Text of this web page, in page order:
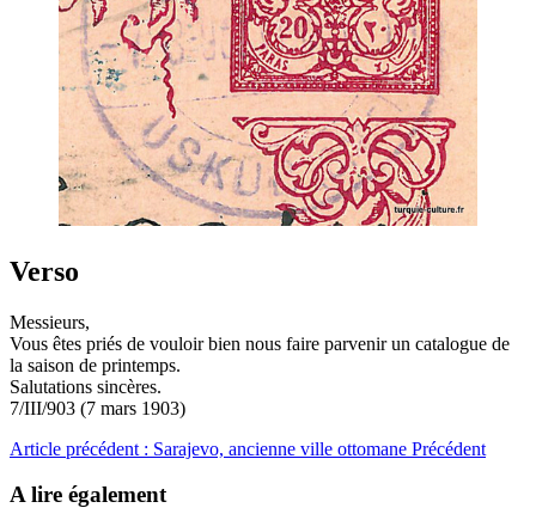
Verso
Messieurs,
Vous êtes priés de vouloir bien nous faire parvenir un catalogue de
la saison de printemps.
Salutations sincères.
7/III/903 (7 mars 1903)
Article précédent : Sarajevo, ancienne ville ottomane Précédent
A lire également